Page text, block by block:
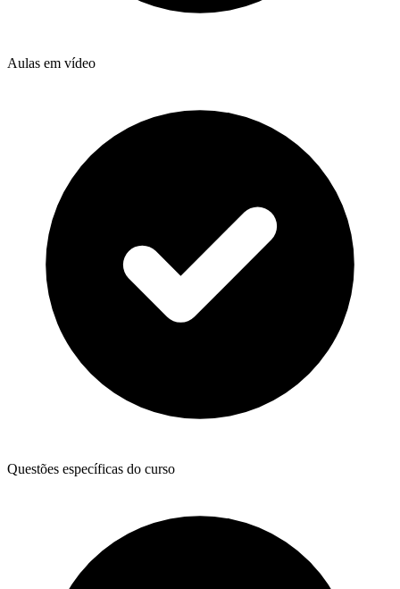
Aulas em vídeo
Questões específicas do curso